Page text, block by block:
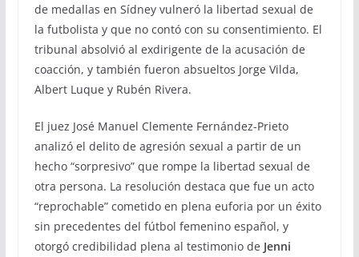
de medallas en Sídney vulneró la libertad sexual de
la futbolista y que no contó con su consentimiento. El
tribunal absolvió al exdirigente de la acusación de
coacción, y también fueron absueltos Jorge Vilda,
Albert Luque y Rubén Rivera.
El juez José Manuel Clemente Fernández-Prieto
analizó el delito de agresión sexual a partir de un
hecho “sorpresivo” que rompe la libertad sexual de
otra persona. La resolución destaca que fue un acto
“reprochable” cometido en plena euforia por un éxito
sin precedentes del fútbol femenino español, y
otorgó credibilidad plena al testimonio de Jenni